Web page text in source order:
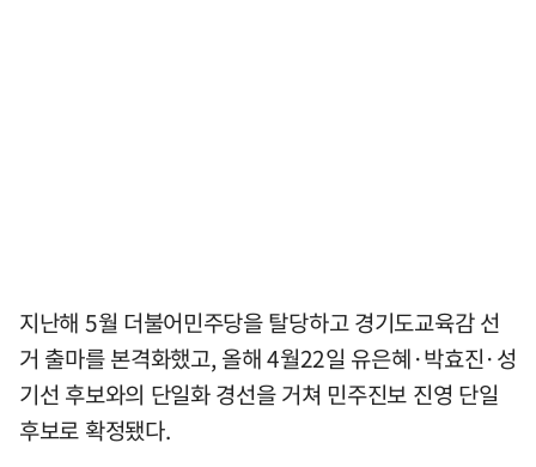
지난해 5월 더불어민주당을 탈당하고 경기도교육감 선
거 출마를 본격화했고, 올해 4월22일 유은혜·박효진·성
기선 후보와의 단일화 경선을 거쳐 민주진보 진영 단일
후보로 확정됐다.